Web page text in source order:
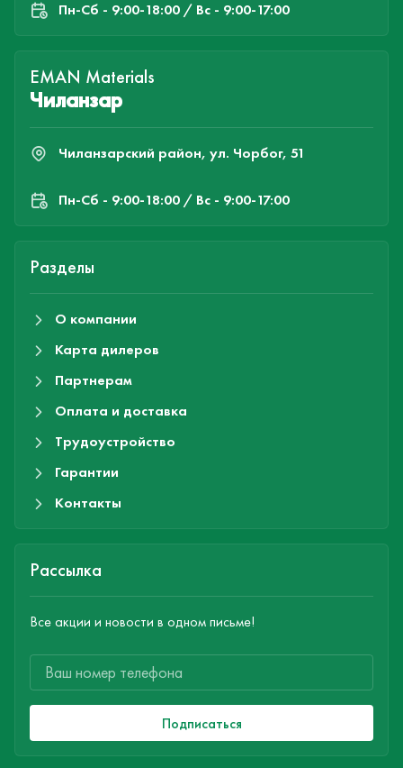
Пн-Cб - 9:00-18:00 / Вс - 9:00-17:00
EMAN Materials
Чиланзар
Чиланзарский район, ул. Чорбог, 51
Пн-Cб - 9:00-18:00 / Вс - 9:00-17:00
Разделы
О компании
Карта дилеров
Партнерам
Оплата и доставка
Трудоустройство
Гарантии
Контакты
Рассылка
Все акции и новости в одном письме!
Подписаться